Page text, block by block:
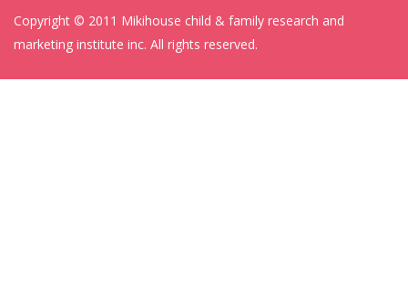
Copyright © 2011 Mikihouse child & family research and
marketing institute inc. All rights reserved.